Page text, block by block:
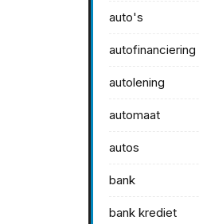
auto's
autofinanciering
autolening
automaat
autos
bank
bank krediet